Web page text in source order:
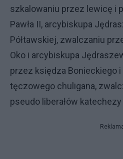
szkalowaniu przez lewicę i
Pawła II, arcybiskupa
Półtawskiej, zwalczaniu
Oko i arcybiskupa
przez księdza Bonieckiego
tęczowego chuligana,
pseudo liberałów